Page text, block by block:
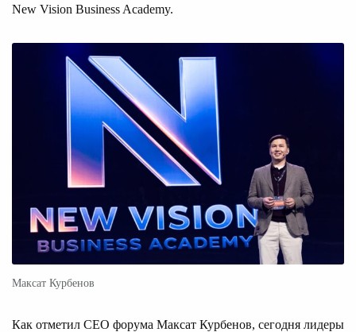
New Vision Business Academy.
Максат Курбенов
Как отметил CEO форума Максат Курбенов, сегодня лидеры